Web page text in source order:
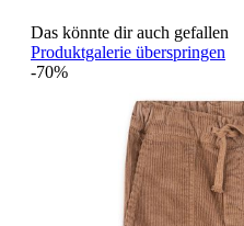
Das könnte dir auch gefallen
Produktgalerie überspringen
-70%